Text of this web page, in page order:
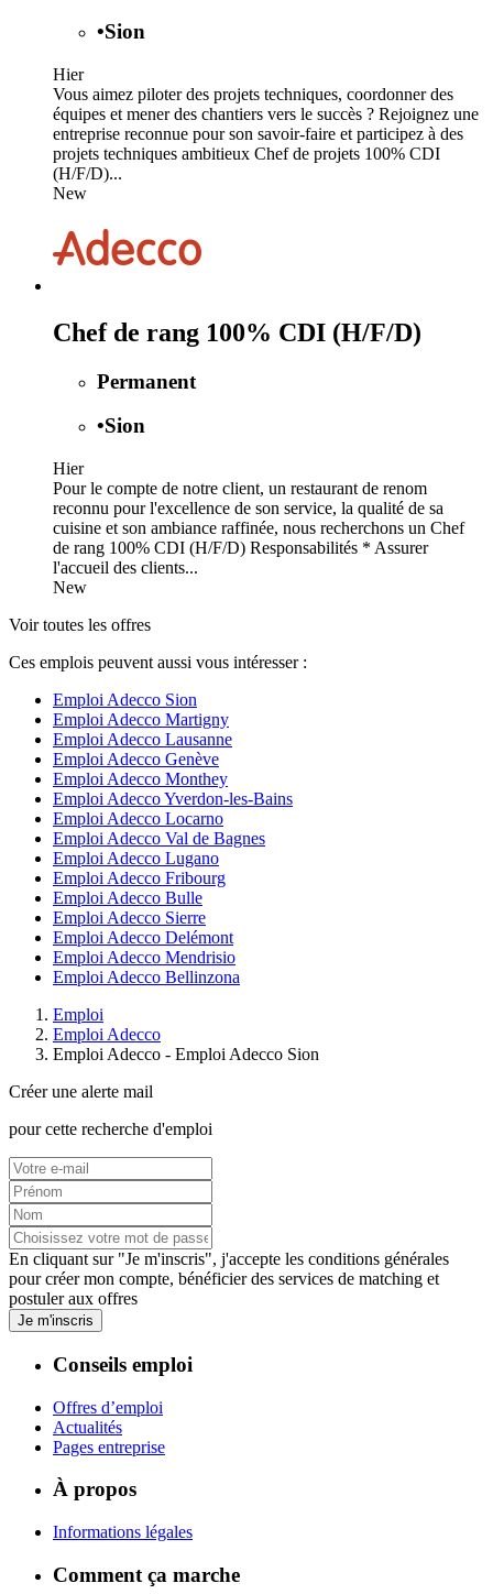
•Sion
Hier
Vous aimez piloter des projets techniques, coordonner des
équipes et mener des chantiers vers le succès ? Rejoignez une
entreprise reconnue pour son savoir-faire et participez à des
projets techniques ambitieux Chef de projets 100% CDI
(H/F/D)...
New
Chef de rang 100% CDI (H/F/D)
Permanent
•Sion
Hier
Pour le compte de notre client, un restaurant de renom
reconnu pour l'excellence de son service, la qualité de sa
cuisine et son ambiance raffinée, nous recherchons un Chef
de rang 100% CDI (H/F/D) Responsabilités * Assurer
l'accueil des clients...
New
Voir toutes les offres
Ces emplois peuvent aussi vous intéresser :
Emploi Adecco Sion
Emploi Adecco Martigny
Emploi Adecco Lausanne
Emploi Adecco Genève
Emploi Adecco Monthey
Emploi Adecco Yverdon-les-Bains
Emploi Adecco Locarno
Emploi Adecco Val de Bagnes
Emploi Adecco Lugano
Emploi Adecco Fribourg
Emploi Adecco Bulle
Emploi Adecco Sierre
Emploi Adecco Delémont
Emploi Adecco Mendrisio
Emploi Adecco Bellinzona
Emploi
Emploi Adecco
Emploi Adecco - Emploi Adecco Sion
Créer une alerte mail
pour cette recherche d'emploi
En cliquant sur "Je m'inscris", j'accepte les conditions générales
pour créer mon compte, bénéficier des services de matching et
postuler aux offres
Je m'inscris
Conseils emploi
Offres d’emploi
Actualités
Pages entreprise
À propos
Informations légales
Comment ça marche